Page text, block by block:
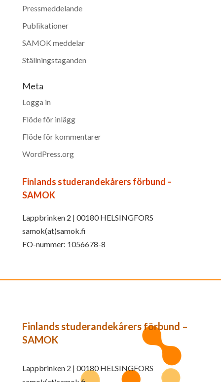
Pressmeddelande
Publikationer
SAMOK meddelar
Ställningstaganden
Meta
Logga in
Flöde för inlägg
Flöde för kommentarer
WordPress.org
Finlands studerandekårers förbund –
SAMOK
Lappbrinken 2 | 00180 HELSINGFORS
samok(at)samok.fi
FO-nummer: 1056678-8
Finlands studerandekårers förbund –
SAMOK
Lappbrinken 2 | 00180 HELSINGFORS